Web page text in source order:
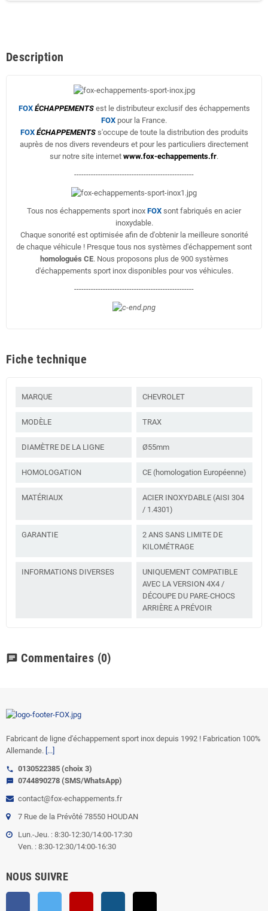
Description
FOX ÉCHAPPEMENTSest le distributeur exclusif des échappements
FOX pour la France.
FOX ÉCHAPPEMENTSs'occupe de toute la distribution des produits
auprès de nos divers revendeurs et pour les particuliers directement
sur notre site internet www.fox-echappements.fr.
--------------------------------------------------
Tous nos échappements sport inox FOX sont fabriqués en acier
inoxydable.
Chaque sonorité est optimisée afin de d'obtenir la meilleure sonorité
de chaque véhicule ! Presque tous nos systèmes d'échappement sont
homologués CE. Nous proposons plus de 900 systèmes
d'échappements sport inox disponibles pour vos véhicules.
--------------------------------------------------
Fiche technique
MARQUE CHEVROLET
MODÈLE TRAX
DIAMÈTRE DE LA LIGNE Ø55mm
HOMOLOGATION CE (homologation Européenne)
MATÉRIAUX
ACIER INOXYDABLE (AISI 304
/ 1.4301)
GARANTIE
2 ANS SANS LIMITE DE
KILOMÉTRAGE
INFORMATIONS DIVERSES
UNIQUEMENT COMPATIBLE
AVEC LA VERSION 4X4 /
DÉCOUPE DU PARE-CHOCS
ARRIÈRE A PRÉVOIR
chat Commentaires (0)
Fabricant de ligne d'échappement sport inox depuis 1992 ! Fabrication 100%
Allemande. [...]
call 0130522385 (choix 3)
sms
0744890278 (SMS/WhatsApp)
contact@fox-echappements.fr
7 Rue de la Prévôté 78550 HOUDAN
Lun.-Jeu. : 8:30-12:30/14:00-17:30
Ven. : 8:30-12:30/14:00-16:30
NOUS SUIVRE